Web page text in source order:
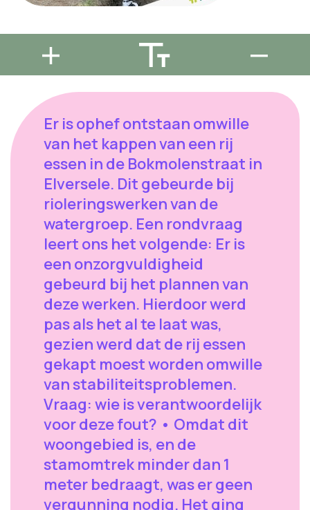
Er is ophef ontstaan omwille
van het kappen van een rij
essen in de Bokmolenstraat in
Elversele. Dit gebeurde bij
rioleringswerken van de
watergroep. Een rondvraag
leert ons het volgende: Er is
een onzorgvuldigheid
gebeurd bij het plannen van
deze werken. Hierdoor werd
pas als het al te laat was,
gezien werd dat de rij essen
gekapt moest worden omwille
van stabiliteitsproblemen.
Vraag: wie is verantwoordelijk
voor deze fout? • Omdat dit
woongebied is, en de
stamomtrek minder dan 1
meter bedraagt, was er geen
vergunning nodig. Het ging